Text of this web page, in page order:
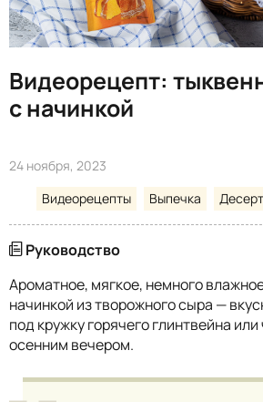
Видеорецепт:
с начинкой
24 ноября, 2023
Видеорецепты
Выпечка
Руководство
Ароматное, мягкое, немного
начинкой из творожного сыра —
под кружку горячего глинтвейна
осенним вечером.